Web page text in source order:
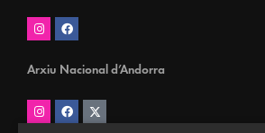
Arxiu Nacional d’Andorra